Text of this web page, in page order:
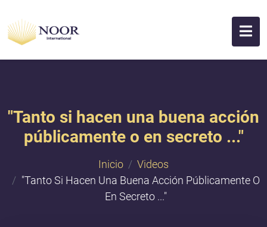
"Tanto si hacen una buena acción
públicamente o en secreto ..."
Inicio
Videos
"Tanto Si Hacen Una Buena Acción Públicamente O
En Secreto ..."